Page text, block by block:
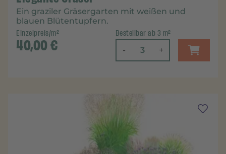
Ein graziler Gräsergarten mit weißen und
blauen Blütentupfern.
Einzelpreis/m²
40,00€
Bestellbar ab 3 m²
- +